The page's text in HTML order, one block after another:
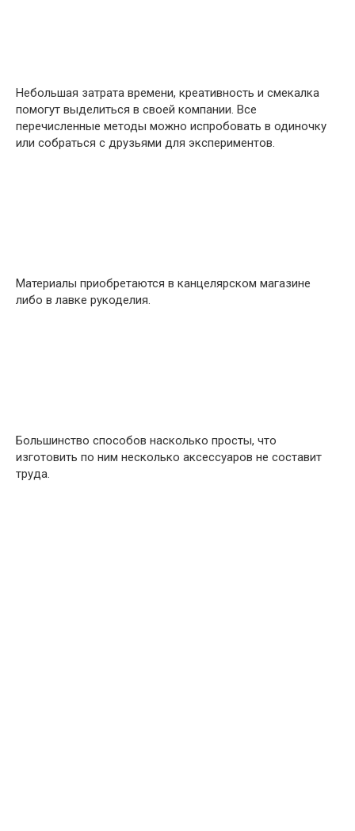
Небольшая затрата времени, креативность и смекалка
помогут выделиться в своей компании. Все
перечисленные методы можно испробовать в одиночку
или собраться с друзьями для экспериментов.
Материалы приобретаются в канцелярском магазине
либо в лавке рукоделия.
Большинство способов насколько просты, что
изготовить по ним несколько аксессуаров не составит
труда.